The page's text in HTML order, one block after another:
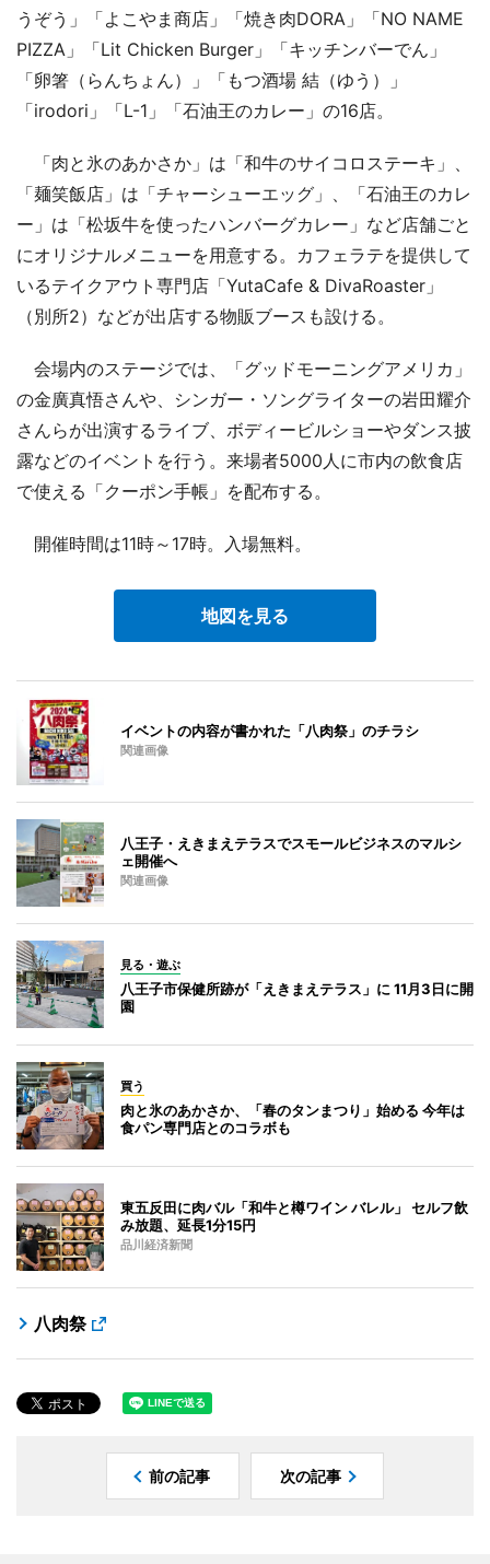
うぞう」「よこやま商店」「焼き肉DORA」「NO NAME
PIZZA」「Lit Chicken Burger」「キッチンバーでん」
「卵箸（らんちょん）」「もつ酒場 結（ゆう）」
「irodori」「L-1」「石油王のカレー」の16店。
「肉と氷のあかさか」は「和牛のサイコロステーキ」、
「麺笑飯店」は「チャーシューエッグ」、「石油王のカレ
ー」は「松坂牛を使ったハンバーグカレー」など店舗ごと
にオリジナルメニューを用意する。カフェラテを提供して
いるテイクアウト専門店「YutaCafe & DivaRoaster」
（別所2）などが出店する物販ブースも設ける。
会場内のステージでは、「グッドモーニングアメリカ」
の金廣真悟さんや、シンガー・ソングライターの岩田耀介
さんらが出演するライブ、ボディービルショーやダンス披
露などのイベントを行う。来場者5000人に市内の飲食店
で使える「クーポン手帳」を配布する。
開催時間は11時～17時。入場無料。
地図を見る
イベントの内容が書かれた「八肉祭」のチラシ
関連画像
八王子・えきまえテラスでスモールビジネスのマルシ
ェ開催へ
関連画像
見る・遊ぶ
八王子市保健所跡が「えきまえテラス」に 11月3日に開
園
買う
肉と氷のあかさか、「春のタンまつり」始める 今年は
食パン専門店とのコラボも
東五反田に肉バル「和牛と樽ワイン バレル」 セルフ飲
み放題、延長1分15円
品川経済新聞
八肉祭
前の記事 次の記事